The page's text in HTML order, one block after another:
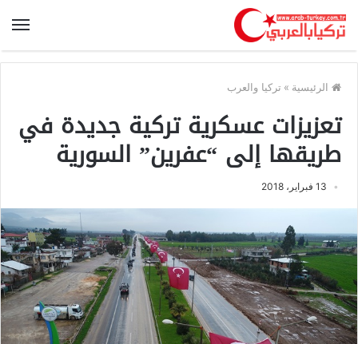
الرئيسية » تركيا والعرب
تعزيزات عسكرية تركية جديدة في
طريقها إلى “عفرين” السورية
13 فبراير، 2018